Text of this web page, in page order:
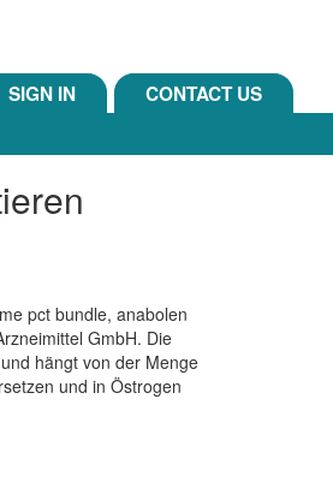
SIGN IN CONTACT US
pct bundle, anabolen
GmbH. Die
hängt von der Menge
und in Östrogen